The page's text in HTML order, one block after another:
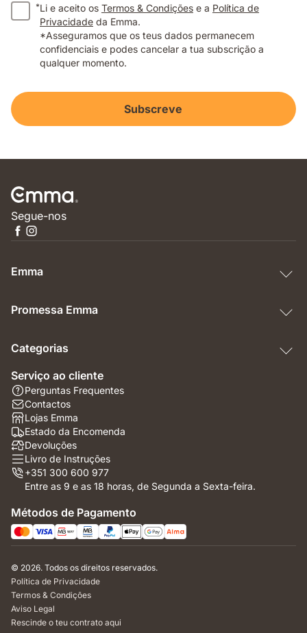
*Li e aceito os Termos & Condições e a Política de
Privacidade da Emma.
*Asseguramos que os teus dados permanecem
confidenciais e podes cancelar a tua subscrição a
qualquer momento.
Subscreve
Segue-nos
Emma
Promessa Emma
Categorias
Serviço ao cliente
Perguntas Frequentes
Contactos
Lojas Emma
Estado da Encomenda
Devoluções
Livro de Instruções
+351 300 600 977
Entre as 9 e as 18 horas, de Segunda a Sexta-feira.
Métodos de Pagamento
© 2026. Todos os direitos reservados.
Política de Privacidade
Termos & Condições
Aviso Legal
Rescinde o teu contrato aqui